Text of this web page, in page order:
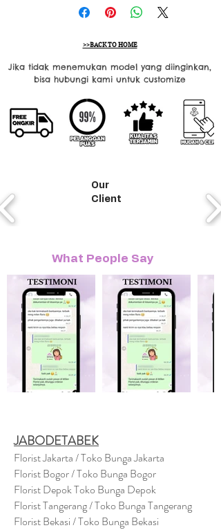
>>BACK TO HOME
Jika tidak menemukan model yang diinginkan,
bisa hubungi kami untuk customize
Our
Client
What People Say
JABODETABEK
Florist Jakarta / Toko Bunga Jakarta
Florist Bogor / Toko Bunga Bogor
Florist Depok Toko Bunga Depok
Florist Tangerang / Toko Bunga Tangerang
Florist Bekasi / Toko Bunga Bekasi